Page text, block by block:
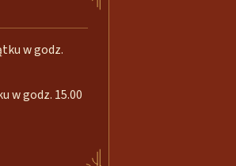
w godz.
w godz. 15.00